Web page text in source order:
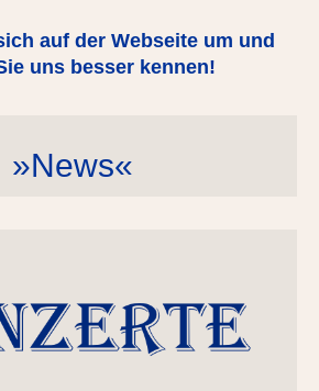
auf der Webseite um und
uns besser kennen!
»News«